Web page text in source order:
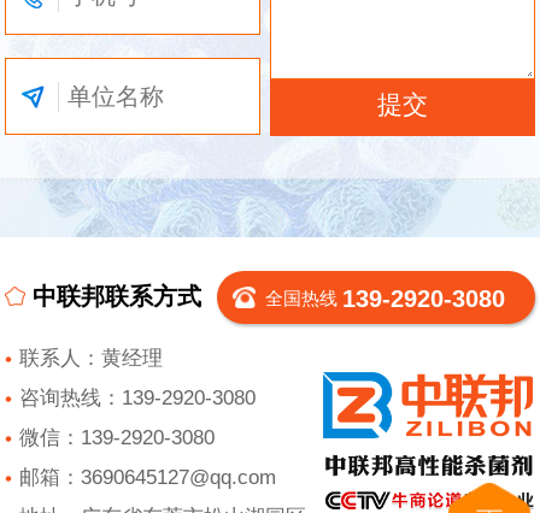
中联邦联系方式 全国热线 139-2920-3080
联系人：黄经理
咨询热线：139-2920-3080
微信：139-2920-3080
邮箱：3690645127@qq.com